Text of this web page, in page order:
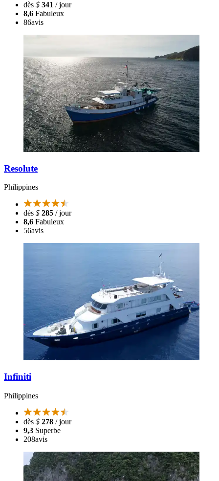
dès $ 341 / jour
8,6 Fabuleux
86avis
Resolute
Philippines
dès $ 285 / jour
8,6 Fabuleux
56avis
Infiniti
Philippines
dès $ 278 / jour
9,3 Superbe
208avis